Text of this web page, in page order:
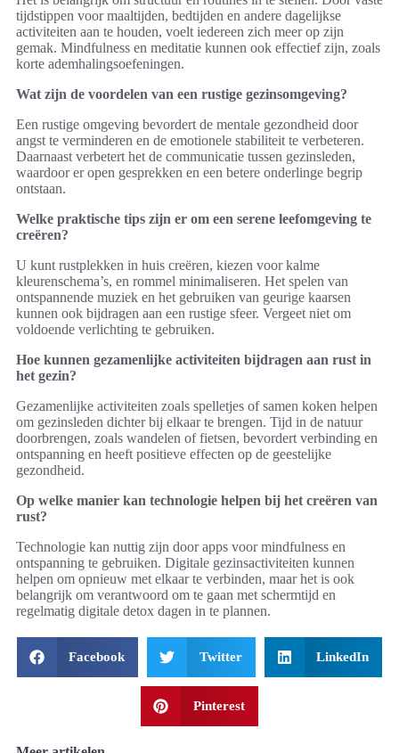
tijdstippen voor maaltijden, bedtijden en andere dagelijkse
activiteiten aan te houden, voelt iedereen zich meer op zijn
gemak. Mindfulness en meditatie kunnen ook effectief zijn, zoals
korte ademhalingsoefeningen.
Wat zijn de voordelen van een rustige gezinsomgeving?
Een rustige omgeving bevordert de mentale gezondheid door
angst te verminderen en de emotionele stabiliteit te verbeteren.
Daarnaast verbetert het de communicatie tussen gezinsleden,
waardoor er open gesprekken en een betere onderlinge begrip
ontstaan.
Welke praktische tips zijn er om een serene leefomgeving te
creëren?
U kunt rustplekken in huis creëren, kiezen voor kalme
kleurenschema’s, en rommel minimaliseren. Het spelen van
ontspannende muziek en het gebruiken van geurige kaarsen
kunnen ook bijdragen aan een rustige sfeer. Vergeet niet om
voldoende verlichting te gebruiken.
Hoe kunnen gezamenlijke activiteiten bijdragen aan rust in
het gezin?
Gezamenlijke activiteiten zoals spelletjes of samen koken helpen
om gezinsleden dichter bij elkaar te brengen. Tijd in de natuur
doorbrengen, zoals wandelen of fietsen, bevordert verbinding en
ontspanning en heeft positieve effecten op de geestelijke
gezondheid.
Op welke manier kan technologie helpen bij het creëren van
rust?
Technologie kan nuttig zijn door apps voor mindfulness en
ontspanning te gebruiken. Digitale gezinsactiviteiten kunnen
helpen om opnieuw met elkaar te verbinden, maar het is ook
belangrijk om verantwoord om te gaan met schermtijd en
regelmatig digitale detox dagen in te plannen.
Facebook Twitter LinkedIn
Pinterest